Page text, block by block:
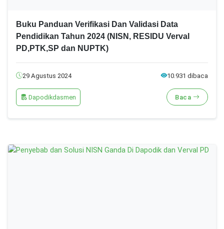
Buku Panduan Verifikasi Dan Validasi Data
Pendidikan Tahun 2024 (NISN, RESIDU Verval
PD,PTK,SP dan NUPTK)
29 Agustus 2024 10.931 dibaca
Dapodikdasmen Baca